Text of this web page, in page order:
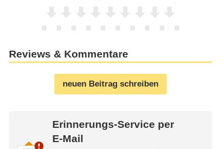
Reviews & Kommentare
neuen Beitrag schreiben
Erinnerungs-Service per
E-Mail